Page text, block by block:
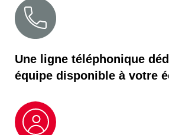
Une ligne téléphonique
équipe disponible à votre